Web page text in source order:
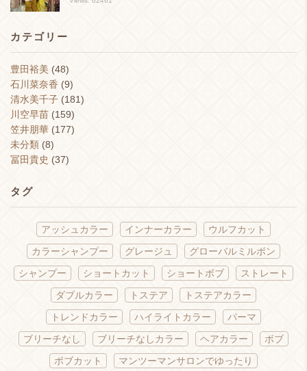
カテゴリー
豊田裕美 (48)
石川菜奈香 (9)
清水美千子 (181)
川空早苗 (159)
笠井朋華 (177)
未分類 (8)
冨田貴史 (37)
タグ
アッシュカラー インナーカラー
ウルフカット
カラーシャンプー
グレージュ
グローバルミルボン
シャンプー
ショートカット ショートボブ
ストレート
ダブルカラー
トステア
トステアカラー
トレンドカラー
ハイライトカラー
パーマ
ブリーチなし
ブリーチなしカラー ヘアカラー
ボブ
ボブカット
マンツーマンサロンでゆったり